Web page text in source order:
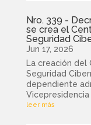
Nro. 339 -
se crea el
Seguridad
Jun 17, 2026
La creación del
Seguridad
dependiente
Vicepresidencia
leer más